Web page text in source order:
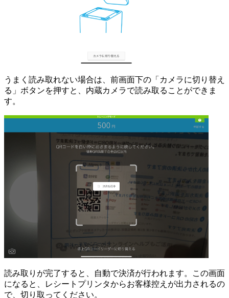
うまく読み取れない場合は、前画面下の「カメラに切り替え
る」ボタンを押すと、内蔵カメラで読み取ることができま
す。
読み取りが完了すると、自動で決済が行われます。この画面
になると、レシートプリンタからお客様控えが出力されるの
で、切り取ってください。